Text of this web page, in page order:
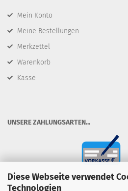
Diese Webseite verwendet
Technologien
Mein Konto
Meine Bestellungen
Merkzettel
Warenkorb
Kasse
​UNSERE ZAHLUNGSARTEN...